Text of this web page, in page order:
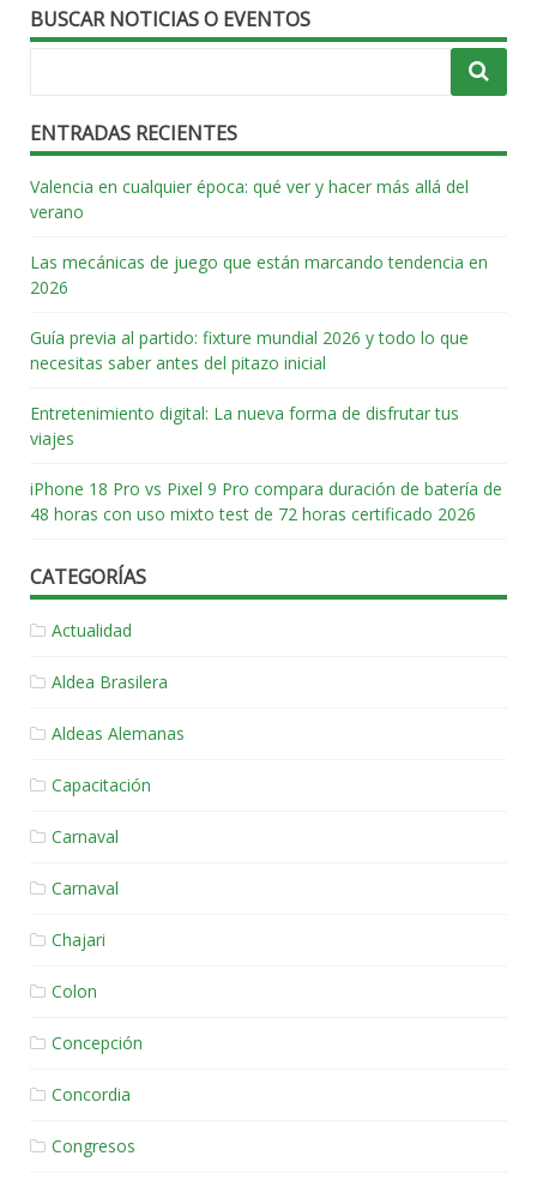
BUSCAR NOTICIAS O EVENTOS
ENTRADAS RECIENTES
Valencia en cualquier época: qué ver y hacer más allá del
verano
Las mecánicas de juego que están marcando tendencia en
2026
Guía previa al partido: fixture mundial 2026 y todo lo que
necesitas saber antes del pitazo inicial
Entretenimiento digital: La nueva forma de disfrutar tus
viajes
iPhone 18 Pro vs Pixel 9 Pro compara duración de batería de
48 horas con uso mixto test de 72 horas certificado 2026
CATEGORÍAS
Actualidad
Aldea Brasilera
Aldeas Alemanas
Capacitación
Carnaval
Carnaval
Chajari
Colon
Concepción
Concordia
Congresos